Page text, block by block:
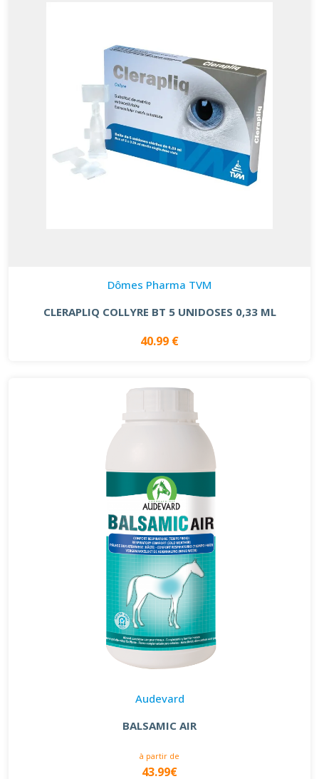
Dômes Pharma TVM
CLERAPLIQ COLLYRE BT 5 UNIDOSES 0,33 ML
40.99 €
Audevard
BALSAMIC AIR
à partir de
43.99€